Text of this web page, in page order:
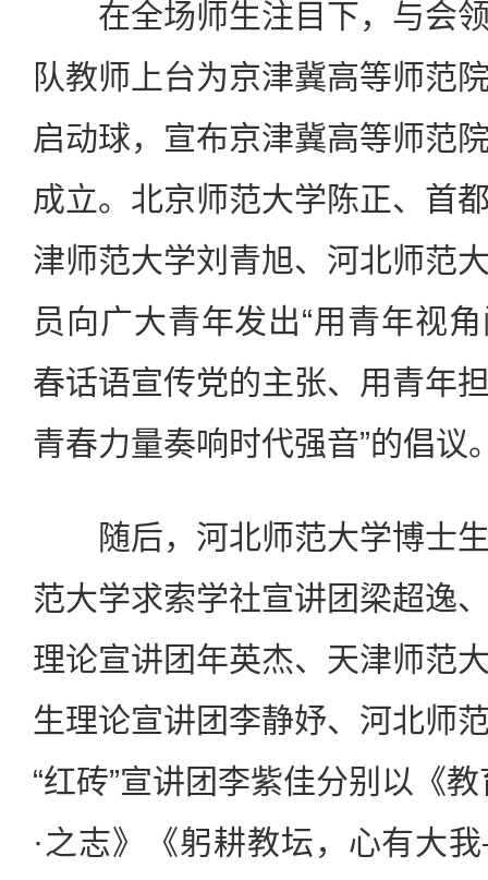
在全场师生注目下，与会领
队教师上台为京津冀高等师范
启动球，宣布京津冀高等师范
成立。北京师范大学陈正、首
津师范大学刘青旭、河北师范
员向广大青年发出“用青年视
春话语宣传党的主张、用青年
青春力量奏响时代强音”的倡议
随后，河北师范大学博士生
范大学求索学社宣讲团梁超逸
理论宣讲团年英杰、天津师范
生理论宣讲团李静妤、河北师
“红砖”宣讲团李紫佳分别以《
·之志》《躬耕教坛，心有大